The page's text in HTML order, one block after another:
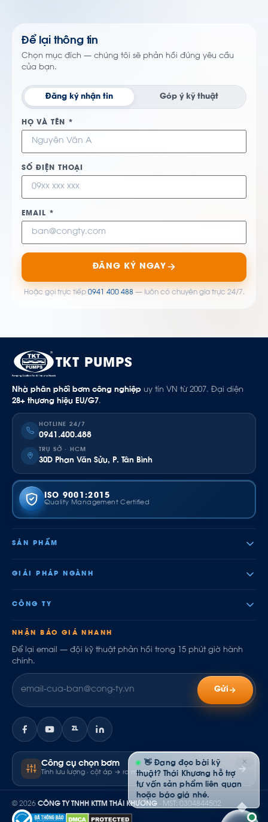
Để lại thông tin
Chọn mục đích — chúng tôi sẽ phản hồi đúng yêu cầu
của bạn.
Đăng ký nhận tin Góp ý kỹ thuật
HỌ VÀ TÊN *
SỐ ĐIỆN THOẠI
EMAIL *
ĐĂNG KÝ NGAY
Hoặc gọi trực tiếp 0941 400 488— luôn có chuyên gia trực 24/7.
TKT PUMPS
Nhà phân phối bơm công nghiệp uy tín VN từ 2007. Đại diện
28+ thương hiệu EU/G7.
HOTLINE 24/7
0941.400.488
TRỤ SỞ · HCM
30D Phan Văn Sửu, P. Tân Bình
ISO 9001:2015
Quality Management Certified
SẢN PHẨM
GIẢI PHÁP NGÀNH
CÔNG TY
NHẬN BÁO GIÁ NHANH
Để lại email — đội kỹ thuật phản hồi trong 15 phút giờ hành
chính.
Gửi
ZL
Công cụ chọn bơm
Tính lưu lượng · cột áp → ra model
© 2026 CÔNG TY TNHH KTTM THÁI KHƯƠNG · MST: 0304844502
✕
👋 Đang đọc bài kỹ
thuật? Thái Khương hỗ trợ
tư vấn sản phẩm liên quan
hoặc báo giá nhé.